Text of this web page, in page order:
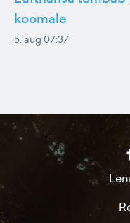
koomale
5. aug 07:37